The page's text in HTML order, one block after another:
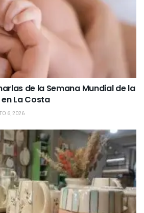
de la Semana Mundial de la
La Costa
6, 2026